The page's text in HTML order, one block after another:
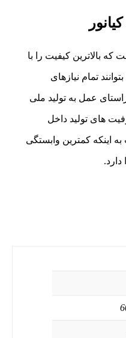
بالاترین کیفیت را با
تمام نیازهای
عمل به تولید ملی
های تولید داخل
اینکه کمترین وابستگی